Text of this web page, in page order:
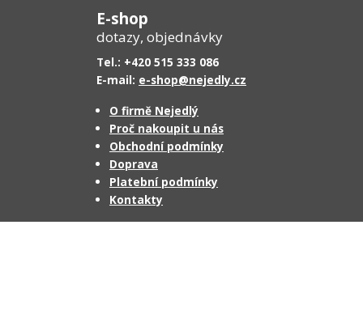
E-shop
dotazy, objednávky
Tel.: +420 515 333 086
E-mail: e-shop@nejedly.cz
O firmě Nejedlý
Proč nakoupit u nás
Obchodní podmínky
Doprava
Platební podmínky
Kontakty